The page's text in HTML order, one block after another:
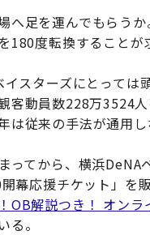
へ足を運んでもらう
180度転換することが
イスターズにとって
客動員数228万3524
は従来の手法が通用し
ってから、横浜
幕応援チケット」を
OB解説つき！ オン
る。